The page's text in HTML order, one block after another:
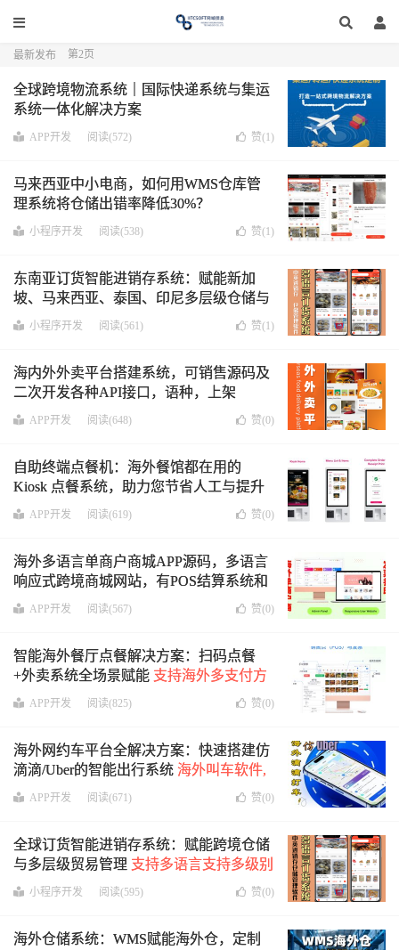
最新发布 第2页
全球跨境物流系统｜国际快递系统与集运
系统一体化解决方案
APP开发 阅读(572) 赞(1)
马来西亚中小电商，如何用WMS仓库管
理系统将仓储出错率降低30%？
小程序开发 阅读(538) 赞(1)
东南亚订货智能进销存系统：赋能新加
坡、马来西亚、泰国、印尼多层级仓储与
订货管理
小程序开发 阅读(561) 赞(1)
海内外外卖平台搭建系统，可销售源码及
二次开发各种API接口，语种，上架
APP，外卖平台功能流程定制等
APP开发 阅读(648) 赞(0)
自助终端点餐机：海外餐馆都在用的
Kiosk 点餐系统，助力您节省人工与提升
体验
APP开发 阅读(619) 赞(0)
海外多语言单商户商城APP源码，多语言
响应式跨境商城网站，有POS结算系统和
发票系统，支持22个海外支付方式，响应
式跨境商城网站，Android & lOS支持
APP开发 阅读(567) 赞(0)
智能海外餐厅点餐解决方案：扫码点餐
+外卖系统全场景赋能 支持海外多支付方
式|自助终端适配|全流程订单管理
APP开发 阅读(825) 赞(0)
海外网约车平台全解决方案：快速搭建仿
滴滴/Uber的智能出行系统 海外叫车软件,
出行APP,共享出行系统,打车软件源码,网
APP开发 阅读(671) 赞(0)
全球订货智能进销存系统：赋能跨境仓储
与多层级贸易管理 支持多语言支持多级别
客户订货
小程序开发 阅读(595) 赞(0)
海外仓储系统：WMS赋能海外仓，定制